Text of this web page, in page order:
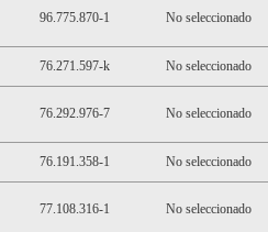
96.775.870-1 No seleccionado
76.271.597-k No seleccionado
76.292.976-7 No seleccionado
76.191.358-1 No seleccionado
77.108.316-1 No seleccionado